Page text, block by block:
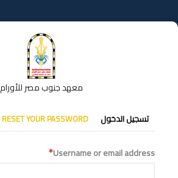
إلى
المحتوى
معهد جنوب مصر للأورام
التبويبات
الأساسية
تسجيل الدخول RESET YOUR PASSWORD
Username or email address